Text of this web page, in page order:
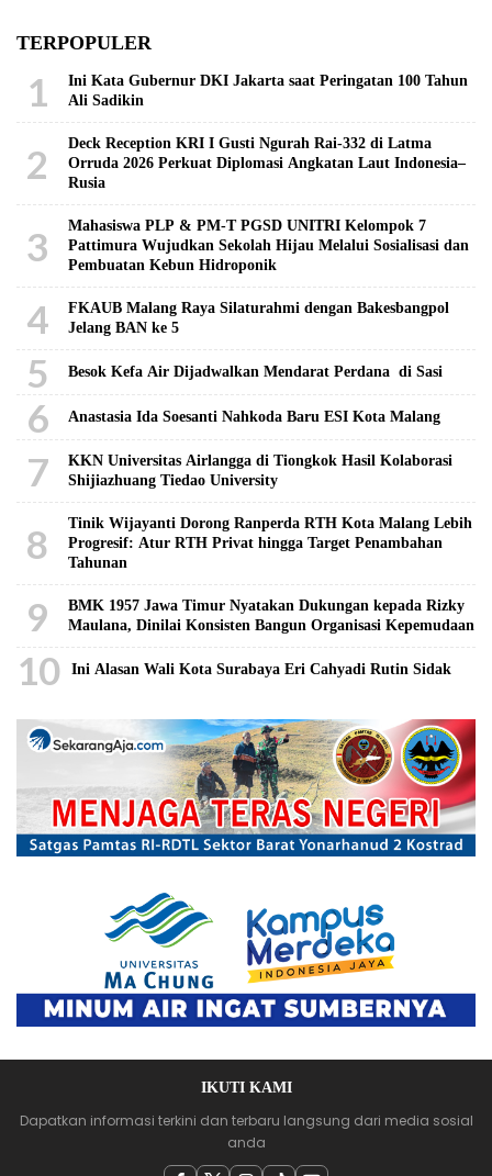
TERPOPULER
1
Ini Kata Gubernur DKI Jakarta saat Peringatan 100 Tahun
Ali Sadikin
2
Deck Reception KRI I Gusti Ngurah Rai-332 di Latma
Orruda 2026 Perkuat Diplomasi Angkatan Laut Indonesia–
Rusia
3
Mahasiswa PLP & PM-T PGSD UNITRI Kelompok 7
Pattimura Wujudkan Sekolah Hijau Melalui Sosialisasi dan
Pembuatan Kebun Hidroponik
4
FKAUB Malang Raya Silaturahmi dengan Bakesbangpol
Jelang BAN ke 5
5 Besok Kefa Air Dijadwalkan Mendarat Perdana di Sasi
6 Anastasia Ida Soesanti Nahkoda Baru ESI Kota Malang
7
KKN Universitas Airlangga di Tiongkok Hasil Kolaborasi ​
Shijiazhuang Tiedao University
8
Tinik Wijayanti Dorong Ranperda RTH Kota Malang Lebih
Progresif: Atur RTH Privat hingga Target Penambahan
Tahunan
9
BMK 1957 Jawa Timur Nyatakan Dukungan kepada Rizky
Maulana, Dinilai Konsisten Bangun Organisasi Kepemudaan
10 Ini Alasan Wali Kota Surabaya Eri Cahyadi Rutin Sidak
IKUTI KAMI
Dapatkan informasi terkini dan terbaru langsung dari media sosial
anda